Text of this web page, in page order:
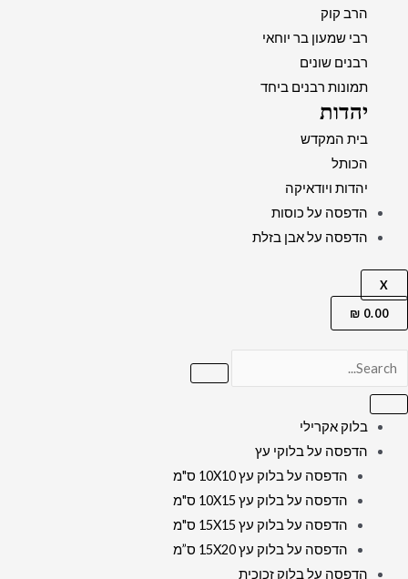
הרב קוק
רבי שמעון בר יוחאי
רבנים שונים
תמונות רבנים ביחד
יהדות
בית המקדש
הכותל
יהדות ויודאיקה
הדפסה על כוסות
הדפסה על אבן בזלת
X
0.00
₪
בלוק אקרילי
הדפסה על בלוקי עץ
הדפסה על בלוק עץ 10X10 ס"מ
הדפסה על בלוק עץ 10X15 ס"מ
הדפסה על בלוק עץ 15X15 ס"מ
הדפסה על בלוק עץ 15X20 ס”מ
הדפסה על בלוק זכוכית